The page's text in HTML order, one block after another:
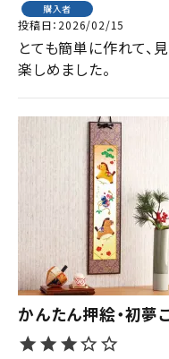
購入者
投稿日 2026/02/15
とても簡単に作れて、
楽しめました。
かんたん押絵・初夢こ